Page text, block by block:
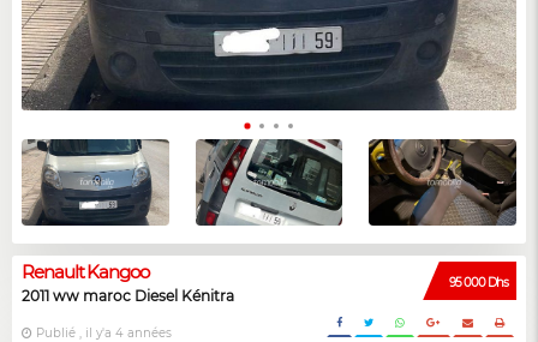
95 000 Dhs
Renault Kangoo
2011 ww maroc Diesel Kénitra
Publié , il y'a 4 années